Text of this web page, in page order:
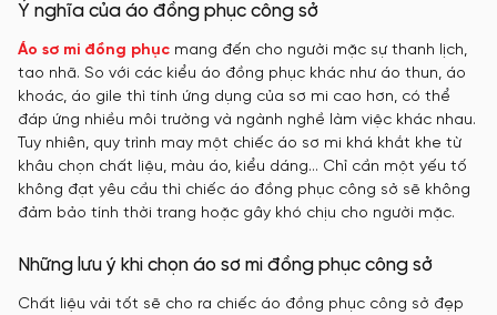
Ý nghĩa của áo đồng phục công sở
Áo sơ mi đồng phục mang đến cho người mặc sự thanh lịch,
tao nhã. So với các kiểu áo đồng phục khác như áo thun, áo
khoác, áo gile thì tính ứng dụng của sơ mi cao hơn, có thể
đáp ứng nhiều môi trường và ngành nghề làm việc khác nhau.
Tuy nhiên, quy trình may một chiếc áo sơ mi khá khắt khe từ
khâu chọn chất liệu, màu áo, kiểu dáng… Chỉ cần một yếu tố
không đạt yêu cầu thì chiếc áo đồng phục công sở sẽ không
đảm bảo tính thời trang hoặc gây khó chịu cho người mặc.
Những lưu ý khi chọn áo sơ mi đồng phục công sở
Chất liệu vải tốt sẽ cho ra chiếc áo đồng phục công sở đẹp